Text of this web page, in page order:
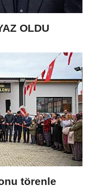
OLDU
törenle